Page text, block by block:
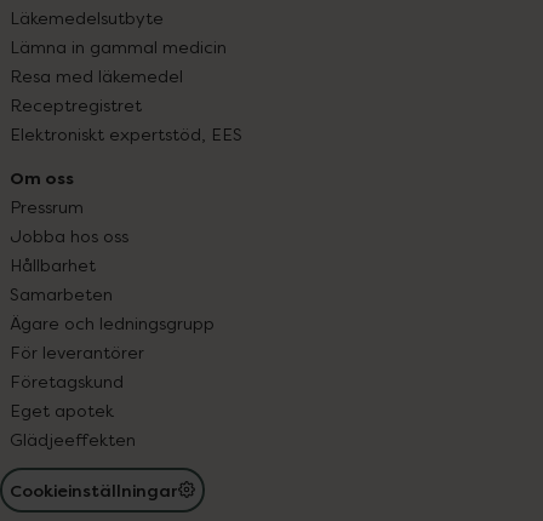
Läkemedelsutbyte
Lämna in gammal medicin
Resa med läkemedel
Receptregistret
Elektroniskt expertstöd, EES
Om oss
Pressrum
Jobba hos oss
Hållbarhet
Samarbeten
Ägare och ledningsgrupp
För leverantörer
Företagskund
Eget apotek
Glädjeeffekten
Cookieinställningar